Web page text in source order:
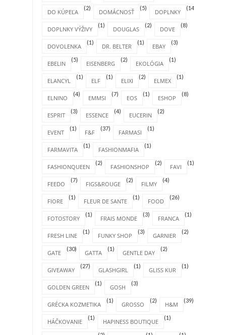
DO KÚPEĽA
(2)
DOMÁCNOSŤ
(5)
DOPLNKY
(14)
DOPLNKY VÝŽIVY
(1)
DOUGLAS
(2)
DOVE
(8)
DOVOLENKA
(1)
DR. BELTER
(1)
EBAY
(3)
EBELIN
(5)
EISENBERG
(2)
EKOLÓGIA
(1)
ELANCYL
(1)
ELF
(1)
ELIXI
(2)
ELMEX
(1)
ELNINO
(4)
EMMSI
(7)
EOS
(1)
ESHOP
(8)
ESPRIT
(3)
ESSENCE
(4)
EUCERIN
(2)
EVENT
(1)
F&F
(37)
FARMASI
(1)
FARMAVITA
(1)
FASHIONMAFIA
(1)
FASHIONQUEEN
(2)
FASHIONSHOP
(2)
FAVI
(1)
FEEDO
(7)
FIGS&ROUGE
(2)
FILMY
(4)
FIORE
(1)
FLEUR DE SANTE
(1)
FOOD
(26)
FOTOSTORY
(1)
FRAIS MONDE
(3)
FRANCA
(1)
FRESH LINE
(1)
FUNKY SHOP
(3)
GARNIER
(2)
GATE
(30)
GATTA
(1)
GENTLE DAY
(2)
GIVEAWAY
(27)
GLASHGIRL
(1)
GLISS KUR
(1)
GOLDEN GREEN
(1)
GOSH
(3)
GRÉCKA KOZMETIKA
(1)
GROSSO
(2)
H&M
(39)
HÁČKOVANIE
(1)
HAPINESS BOUTIQUE
(1)